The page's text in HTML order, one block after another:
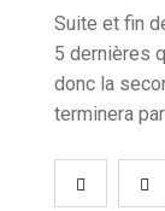
Suite et fin
5 dernières
donc la
terminera